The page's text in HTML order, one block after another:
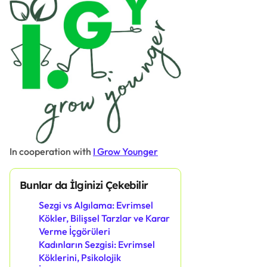
In cooperation with I Grow Younger
Bunlar da İlginizi Çekebilir
Sezgi vs Algılama: Evrimsel
Kökler, Bilişsel Tarzlar ve Karar
Verme İçgörüleri
Kadınların Sezgisi: Evrimsel
Köklerini, Psikolojik